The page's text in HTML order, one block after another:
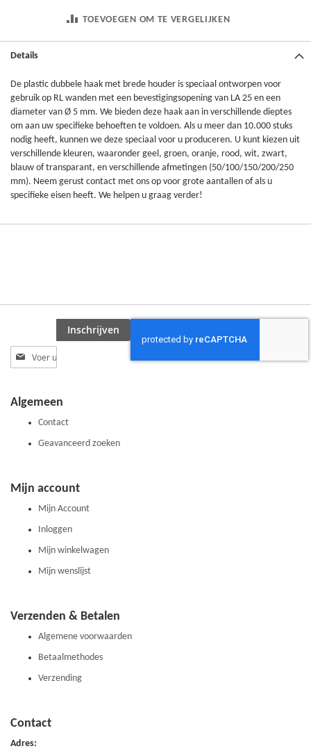
TOEVOEGEN OM TE VERGELIJKEN
Details
De plastic dubbele haak met brede houder is speciaal ontworpen voor
gebruik op RL wanden met een bevestigingsopening van LA 25 en een
diameter van Ø 5 mm. We bieden deze haak aan in verschillende dieptes
om aan uw specifieke behoeften te voldoen. Als u meer dan 10.000 stuks
nodig heeft, kunnen we deze speciaal voor u produceren. U kunt kiezen uit
verschillende kleuren, waaronder geel, groen, oranje, rood, wit, zwart,
blauw of transparant, en verschillende afmetingen (50/100/150/200/250
mm). Neem gerust contact met ons op voor grote aantallen of als u
specifieke eisen heeft. We helpen u graag verder!
Abonneer
u
nieuwsbrief
Inschrijven
Algemeen
Contact
Geavanceerd zoeken
Mijn account
Mijn Account
Inloggen
Mijn winkelwagen
Mijn wenslijst
Verzenden & Betalen
Algemene voorwaarden
Betaalmethodes
Verzending
Contact
Adres: